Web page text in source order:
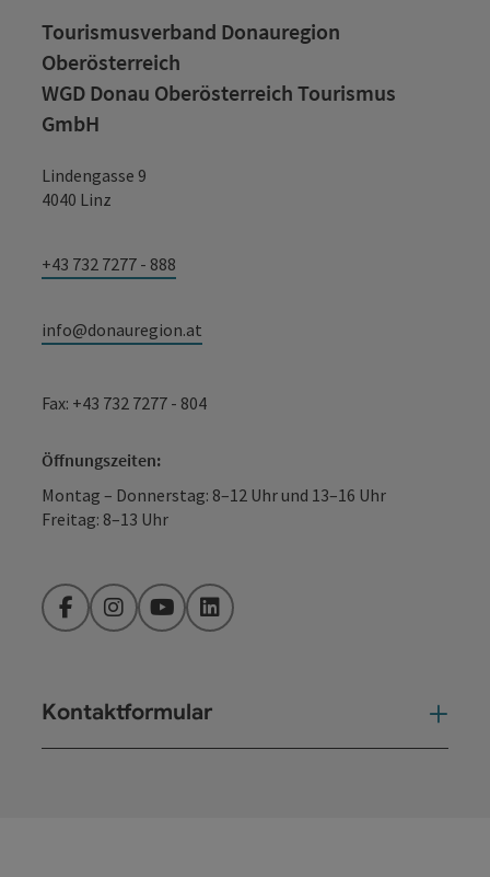
Tourismusverband Donauregion
Oberösterreich
WGD Donau Oberösterreich Tourismus
GmbH
Lindengasse 9
4040 Linz
+43 732 7277 - 888
info@donauregion.at
Fax: +43 732 7277 - 804
Öffnungszeiten:
Montag – Donnerstag: 8–12 Uhr und 13–16 Uhr
Freitag: 8–13 Uhr
FacebookInstagramYouTubeLinkedIn
Kontaktformular